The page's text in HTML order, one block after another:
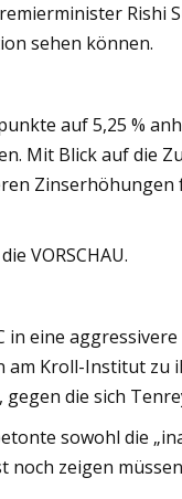
Rishi
sehen können.
auf 5,25 %
Mit Blick auf die
VORSCHAU.
eine
am Kroll-Institut zu
die sich
sowohl die
zeigen